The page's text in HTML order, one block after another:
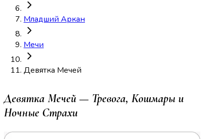
Младший Аркан
Мечи
Девятка Мечей
Девятка Мечей — Тревога, Кошмары и
Ночные Страхи